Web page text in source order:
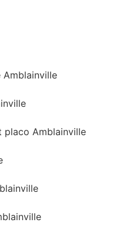
Amblainville
placo Amblainville